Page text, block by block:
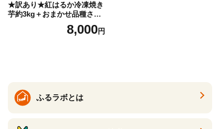
★訳あり★紅はるか冷凍焼き
芋約3kg＋おまかせ品種さつ
まいも 合計約3.2kg｜さつ
まいも サツマイモ さつま芋
8,000円
ふるラボとは